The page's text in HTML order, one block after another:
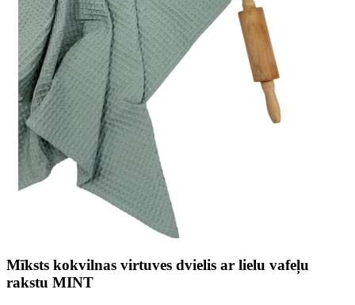
Mīksts kokvilnas virtuves dvielis ar lielu vafeļu
rakstu MINT